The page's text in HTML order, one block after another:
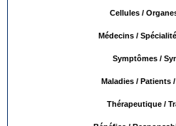
Cellules /
Médecins /
Symptômes /
Maladies / Patients
Thérapeutique /